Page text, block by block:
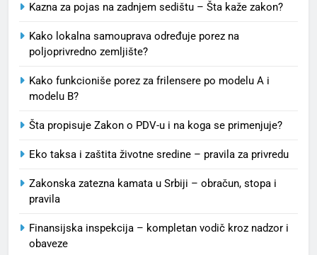
Kazna za pojas na zadnjem sedištu – Šta kaže zakon?
Kako lokalna samouprava određuje porez na
poljoprivredno zemljište?
Kako funkcioniše porez za frilensere po modelu A i
modelu B?
Šta propisuje Zakon o PDV-u i na koga se primenjuje?
Eko taksa i zaštita životne sredine – pravila za privredu
Zakonska zatezna kamata u Srbiji – obračun, stopa i
pravila
Finansijska inspekcija – kompletan vodič kroz nadzor i
obaveze